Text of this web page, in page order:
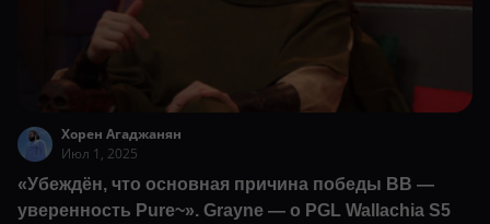
Хорен Агаджанян
Июл 1, 2025
«Убеждён, что основная причина победы BB —
уверенность Pure~». Grayne — о PGL Wallachia S5